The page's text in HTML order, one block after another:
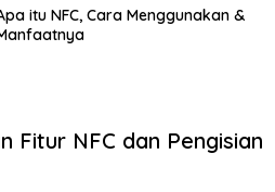
itu NFC, Cara Menggunakan &
Fitur NFC dan Pengisian